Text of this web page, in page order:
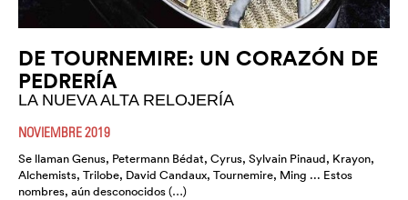
DE TOURNEMIRE: UN CORAZÓN DE
PEDRERÍA
LA NUEVA ALTA RELOJERÍA
NOVIEMBRE 2019
Se llaman Genus, Petermann Bédat, Cyrus, Sylvain Pinaud, Krayon,
Alchemists, Trilobe, David Candaux, Tournemire, Ming ... Estos
nombres, aún desconocidos (…)